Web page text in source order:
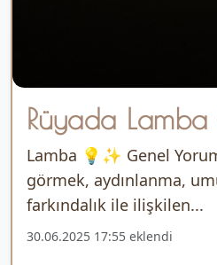
Rüyada
Lamba 💡✨ Genel
görmek, aydınlanma,
farkındalık ile ilişkilen...
30.06.2025 17:55 eklendi